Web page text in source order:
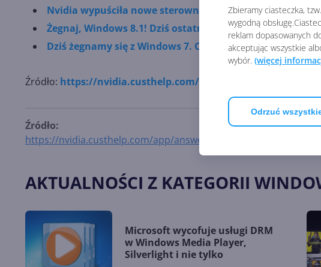
Zbieramy ciasteczka,
wygodną
reklam dopasowanych
akceptując wszystkie
wybór. (więcej
Odrzuć
Nvidia wypuściła nowe sterowniki dla Windows 7 i 8.x
Żegnaj, Windows 8.1! Dziś ostatni dzień wsparcia
Dziś żegnamy się z Windows 7. Co trzeba wiedzieć o
Źródło: https://nvidia.custhelp.com/app/answers/detail/a_id/
Źródło:
https://nvidia.custhelp.com/app/answers/detail/a_id/5566
AKTUALNOŚCI Z KATEGORII
Microsoft wycofuje usługi DRM
w Windows Media Player,
Silverlight i nie tylko